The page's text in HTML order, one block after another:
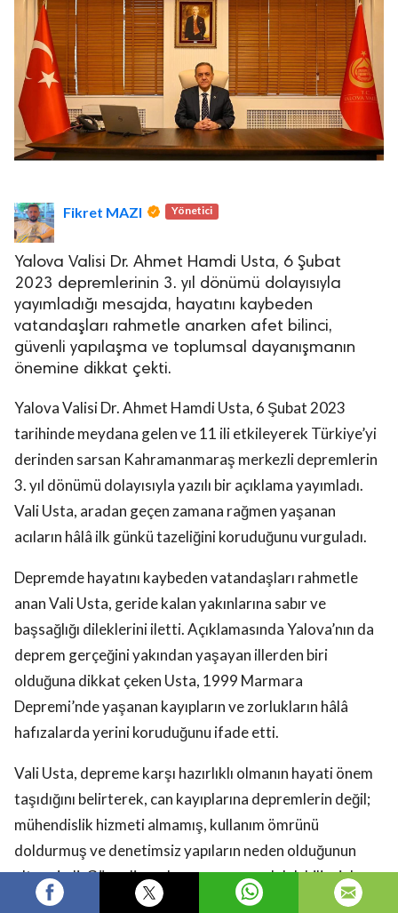
Yalova Valisi Dr. Ahmet Hamdi Usta, 6 Şubat
2023 depremlerinin 3. yıl dönümü dolayısıyla
yayımladığı mesajda, hayatını kaybeden
vatandaşları rahmetle anarken afet bilinci,
güvenli yapılaşma ve toplumsal dayanışmanın
önemine dikkat çekti.
tarihinde meydana gelen ve 11 ili etkileyerek Türkiye’yi
derinden sarsan Kahramanmaraş merkezli depremlerin
3. yıl dönümü dolayısıyla yazılı bir açıklama yayımladı.
Vali Usta, aradan geçen zamana rağmen yaşanan
acıların hâlâ ilk günkü tazeliğini koruduğunu vurguladı.
anan Vali Usta, geride kalan yakınlarına sabır ve
başsağlığı dileklerini iletti. Açıklamasında Yalova’nın da
deprem gerçeğini yakından yaşayan illerden biri
olduğuna dikkat çeken Usta, 1999 Marmara
Depremi’nde yaşanan kayıpların ve zorlukların hâlâ
hafızalarda yerini koruduğunu ifade etti.
taşıdığını belirterek, can kayıplarına depremlerin değil;
mühendislik hizmeti almamış, kullanım ömrünü
doldurmuş ve denetimsiz yapıların neden olduğunun
altını çizdi. Güvenli yapılaşma ve sorumluluk bilinciyle
hareket edilmesinin önemine vurgu yaptı.